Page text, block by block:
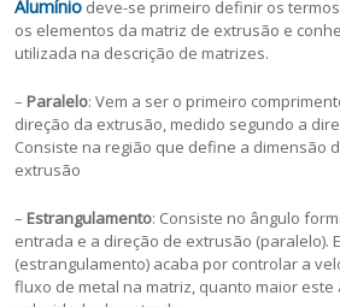
Alumínio deve-se primeiro definir os
os elementos da matriz de extrusão e
utilizada na descrição de matrizes.
– Paralelo: Vem a ser o primeiro
direção da extrusão, medido segundo a
Consiste na região que define a dimensão
extrusão
– Estrangulamento: Consiste no ângulo
entrada e a direção de extrusão (paralelo).
(estrangulamento) acaba por controlar a
fluxo de metal na matriz, quanto maior este